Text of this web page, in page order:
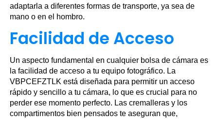
adaptarla a diferentes formas de transporte, ya sea de
mano o en el hombro.
Facilidad de Acceso
Un aspecto fundamental en cualquier bolsa de cámara es
la facilidad de acceso a tu equipo fotográfico. La
VBPCEFZTLK está diseñada para permitir un acceso
rápido y sencillo a tu cámara, lo que es crucial para no
perder ese momento perfecto. Las cremalleras y los
compartimentos bien pensados te aseguran que,